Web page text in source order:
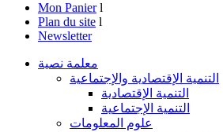
Mon Panier l
Plan du site l
Newsletter
معلمة نصية
التنمية الإقتصادية والإجتماعية
التنمية الإقتصادية
التنمية الإجتماعية
علوم المعلومات